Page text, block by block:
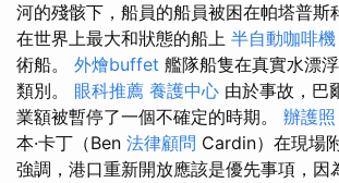
河的殘骸下，船員的船員被困在帕塔普斯
在世界上最大和狀態的船上 半自動咖啡機
術船。 外燴buffet 艦隊船隻在真實水漂
類別。 眼科推薦 養護中心 由於事故，巴
業額被暫停了一個不確定的時期。 辦護照
本·卡丁（Ben 法律顧問 Cardin）在現場
強調，港口重新開放應該是優先事項，因